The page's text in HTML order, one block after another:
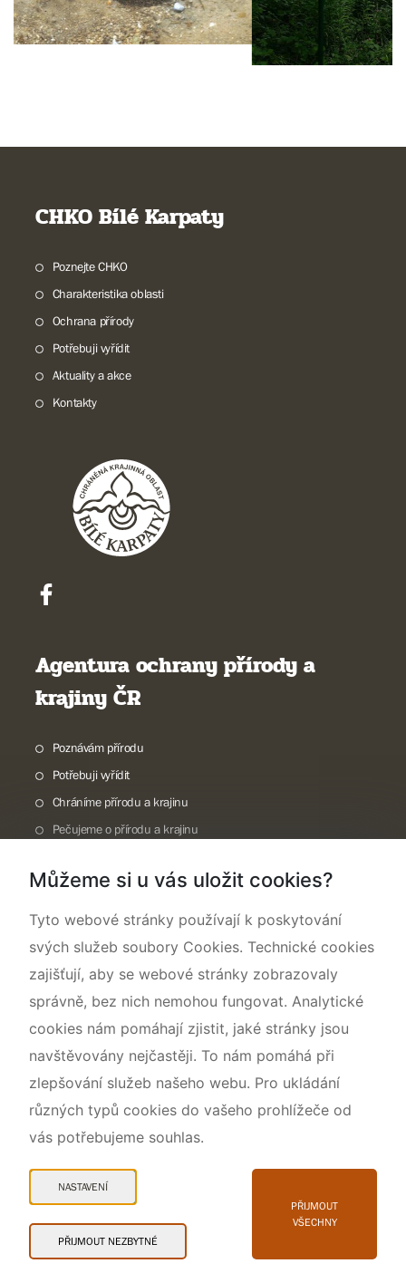
CHKO Bílé Karpaty
Poznejte CHKO
Charakteristika oblasti
Ochrana přírody
Potřebuji vyřídit
Aktuality a akce
Kontakty
Agentura ochrany přírody a
krajiny ČR
Poznávám přírodu
Potřebuji vyřídit
Chráníme přírodu a krajinu
Pečujeme o přírodu a krajinu
O nás
Snadné čtení
© 2026 AOPK ČR
Můžeme si u vás uložit cookies?
Tyto webové stránky používají k poskytování
svých služeb soubory Cookies. Technické cookies
zajišťují, aby se webové stránky zobrazovaly
správně, bez nich nemohou fungovat. Analytické
cookies nám pomáhají zjistit, jaké stránky jsou
navštěvovány nejčastěji. To nám pomáhá při
zlepšování služeb našeho webu. Pro ukládání
různých typů cookies do vašeho prohlížeče od
vás potřebujeme souhlas.
NASTAVENÍ
PŘIJMOUT NEZBYTNÉ
PŘIJMOUT
VŠECHNY